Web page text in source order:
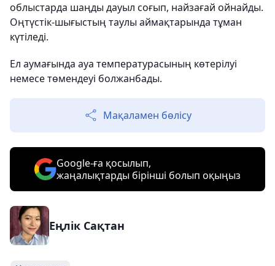
облыстарда шаңды дауыл соғып, найзағай ойнайды.
Оңтүстік-шығыстың таулы аймақтарында тұман
күтіледі.
Ел аумағында ауа температурасының көтерілуі
немесе төмендеуі болжанбады.
Мақаламен бөлісу
Google-ға қосылып,
жаңалықтарды бірінші болып оқыңыз
Еңлік Сақтан